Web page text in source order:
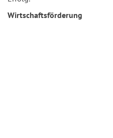
Wirtschaftsförderung